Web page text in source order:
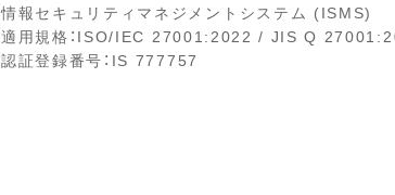
情報セキュリティマネジメントシステム (ISMS)
適用規格：ISO/IEC 27001:2022 / JIS Q
認証登録番号：IS 777757